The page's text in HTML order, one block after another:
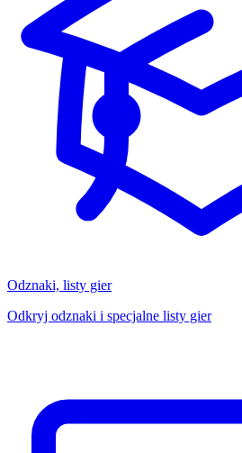
Odznaki, listy gier
Odkryj odznaki i specjalne listy gier